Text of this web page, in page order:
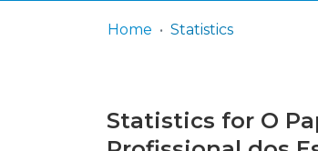
Home Statistics
Statistics for O